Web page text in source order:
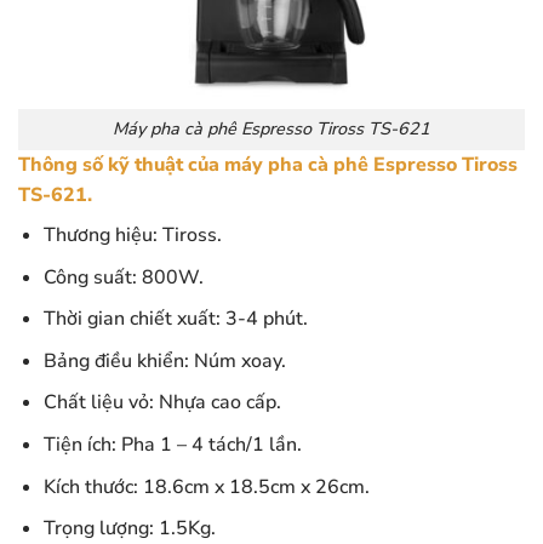
Máy pha cà phê Espresso Tiross TS-621
Thông số kỹ thuật của máy pha cà phê Espresso Tiross
TS-621.
Thương hiệu: Tiross.
Công suất: 800W.
Thời gian chiết xuất: 3-4 phút.
Bảng điều khiển: Núm xoay.
Chất liệu vỏ: Nhựa cao cấp.
Tiện ích: Pha 1 – 4 tách/1 lần.
Kích thước: 18.6cm x 18.5cm x 26cm.
Trọng lượng: 1.5Kg.